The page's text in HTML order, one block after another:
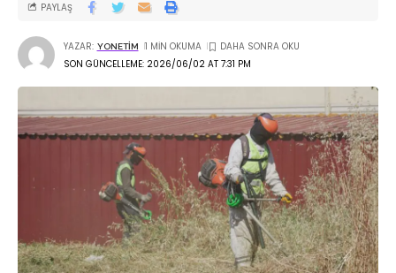
SON GÜNCELLEME: 2026/06/02 AT 7:31 PM
YAZAR: YONETIM 1 MIN OKUMA
PAYLAŞ